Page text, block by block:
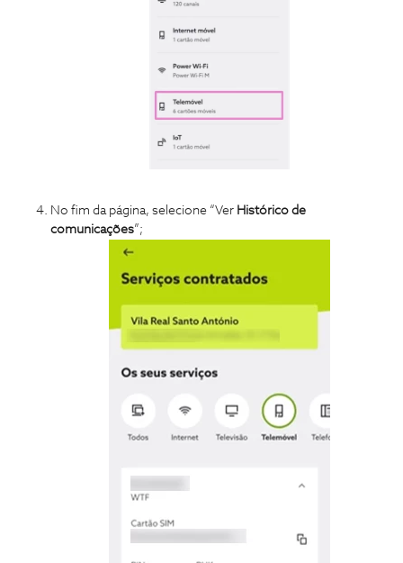
No fim da página, selecione “Ver Histórico de
comunicações”;